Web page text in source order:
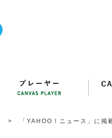
> 「YAHOO！ニュース」に掲